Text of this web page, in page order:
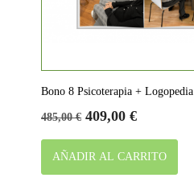
Bono 8 Psicoterapia + Logopedia
Precio
base
485,00 € Precio
409,00 €
AÑADIR AL CARRITO